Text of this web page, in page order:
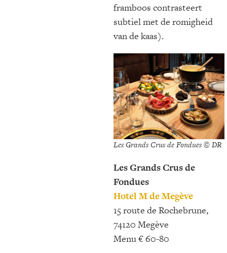
framboos contrasteert
subtiel met de romigheid
van de kaas).
Les Grands Crus de Fondues © DR
Les Grands Crus de
Fondues
Hotel M de Megève
15 route de Rochebrune,
74120 Megève
Menu € 60-80